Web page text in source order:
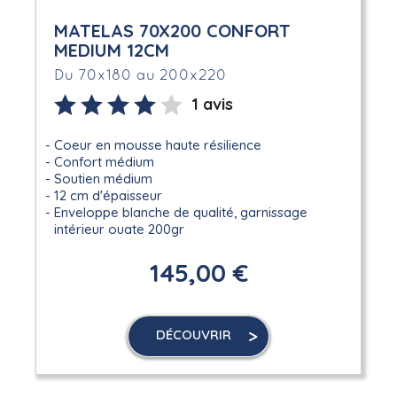
MATELAS 70X200 CONFORT
MEDIUM 12CM
Du 70x180 au 200x220
1 avis
Coeur en mousse haute résilience
Confort médium
Soutien médium
12 cm d'épaisseur
Enveloppe blanche de qualité, garnissage
intérieur ouate 200gr
145,00 €
DÉCOUVRIR